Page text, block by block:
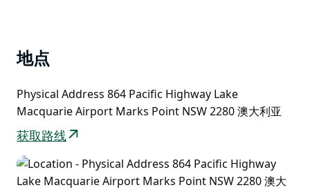
地点
Physical Address 864 Pacific Highway Lake
Macquarie Airport Marks Point NSW 2280 澳大利亚
获取路线